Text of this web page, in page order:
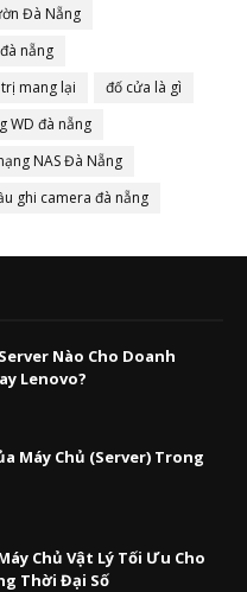
Đà Nẵng
nẵng
mang lại
đố cửa là gì
WD đà nẵng
NAS Đà Nẵng
ghi camera đà nẵng
Nào Cho Doanh
Lenovo?
Máy Chủ (Server) Trong
Chủ Vật Lý Tối Ưu Cho
Thời Đại Số